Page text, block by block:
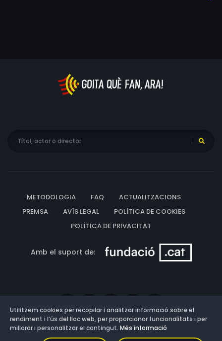
METODOLOGIA FAQ
ACTUALITZACIONS
PREMSA
AVÍS LEGAL
POLÍTICA DE COOKIES
POLÍTICA DE PRIVACITAT
Amb el suport de:
Utilitzem cookies per recopilar i analitzar informació sobre el
rendiment i l’ús del lloc web, per proporcionar funcionalitats i per
millorar i personalitzar el contingut. Més informació